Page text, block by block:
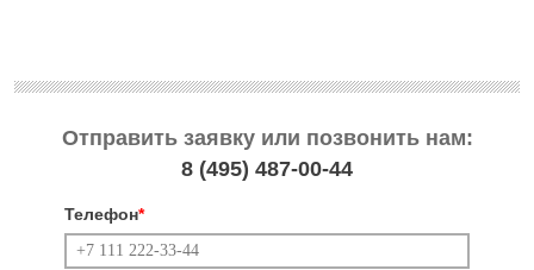
Отправить заявку или позвонить нам:
8 (495) 487-00-44
Телефон*